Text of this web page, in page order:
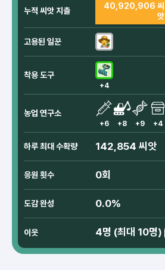
누적 씨앗 지출
40,920,906 씨
앗
고용된 일꾼
착용 도구
+4
농업 연구소
+6 +8 +9 +4
하루 최대 수확량 142,854 씨앗
응원 횟수 0회
도감 완성 0.0%
이웃 4명 (최대 10명)